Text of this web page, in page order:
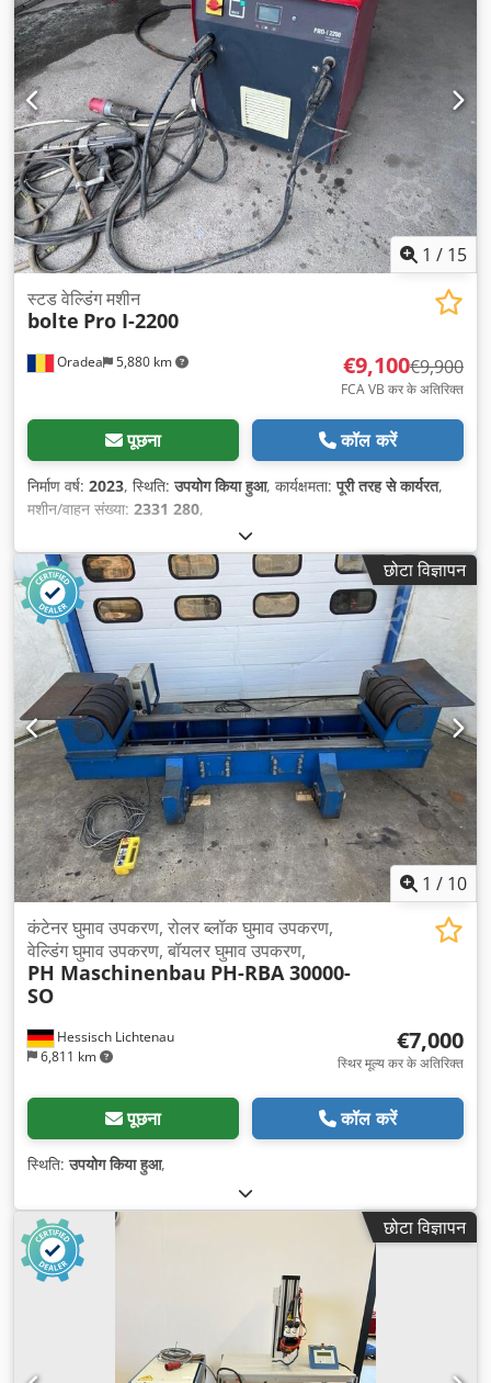
1 / 15
Oradea 5,880 km
स्टड वेल्डिंग मशीन
bolte Pro I-2200
€9,100€9,900
FCA VB कर के अतिरिक्त
पूछना कॉल करें
निर्माण वर्ष: 2023, स्थिति:उपयोग किया हुआ, कार्यक्षमता:पूरी तरह से कार्यरत,
मशीन/वाहन संख्या: 2331 280,
छोटा विज्ञापन
1 / 10
Hessisch Lichtenau
6,811 km
कंटेनर घुमाव उपकरण, रोलर ब्लॉक घुमाव उपकरण,
वेल्डिंग घुमाव उपकरण, बॉयलर घुमाव उपकरण,
PH Maschinenbau PH-RBA 30000-
SO
€7,000
स्थिर मूल्य कर के अतिरिक्त
पूछना कॉल करें
स्थिति:उपयोग किया हुआ,
छोटा विज्ञापन